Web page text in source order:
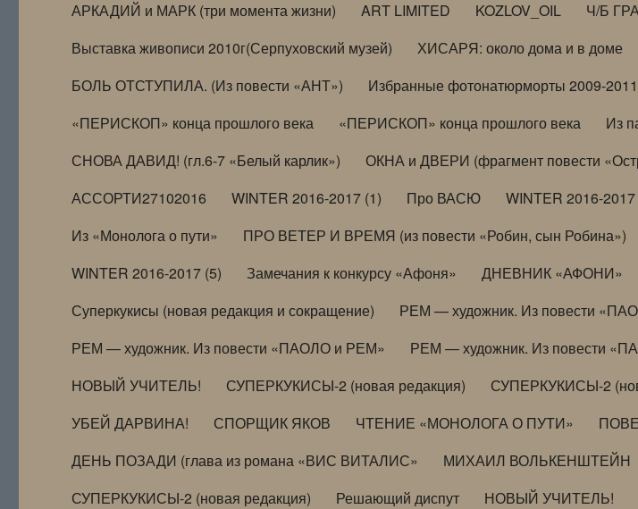
АРКАДИЙ и МАРК (три момента жизни)
ART LIMITED KOZLOV_OIL Ч/Б
Выставка живописи 2010г(Серпуховский музей)
ХИСАРЯ: около дома и в доме
БОЛЬ ОТСТУПИЛА. (Из повести «АНТ»)
Избранные фотонатюрморты 2009-2011
«ПЕРИСКОП» конца прошлого века
«ПЕРИСКОП» конца прошлого века Из
СНОВА ДАВИД! (гл.6-7 «Белый карлик»)
ОКНА и ДВЕРИ (фрагмент повести
АССОРТИ27102016
WINTER 2016-2017 (1) Про ВАСЮ WINTER 2016-2017
Из «Монолога о пути»
ПРО ВЕТЕР И ВРЕМЯ (из повести «Робин, сын Робина»)
WINTER 2016-2017 (5)
Замечания к конкурсу «Афоня» ДНЕВНИК «АФОНИ»
Суперкукисы (новая редакция и сокращение)
РЕМ — художник. Из повести
РЕМ — художник. Из повести «ПАОЛО и РЕМ»
РЕМ — художник. Из повести
НОВЫЙ УЧИТЕЛЬ!
СУПЕРКУКИСЫ-2 (новая редакция) СУПЕРКУКИСЫ-2
УБЕЙ ДАРВИНА!
СПОРЩИК ЯКОВ ЧТЕНИЕ «МОНОЛОГА О ПУТИ»
ДЕНЬ ПОЗАДИ (глава из романа «ВИС ВИТАЛИС»
МИХАИЛ ВОЛЬКЕНШТЕЙН
СУПЕРКУКИСЫ-2 (новая редакция)
Решающий диспут НОВЫЙ УЧИТЕЛЬ!